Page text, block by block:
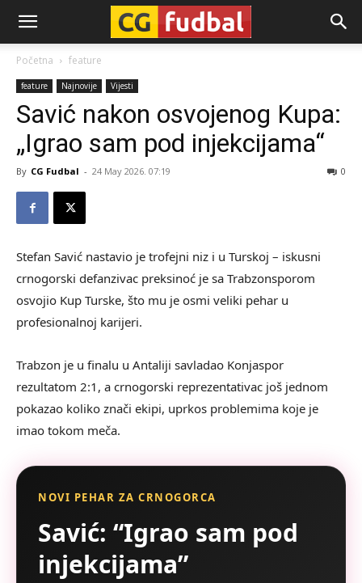
CG-
Fudbal
Početna feature
feature Najnovije Vijesti
Savić nakon osvojenog Kupa:
„Igrao sam pod injekcijama“
By CG Fudbal - 24 May 2026. 07:19 0
Stefan Savić nastavio je trofejni niz i u Turskoj – iskusni
crnogorski defanzivac preksinoć je sa Trabzonsporom
osvojio Kup Turske, što mu je osmi veliki pehar u
profesionalnoj karijeri.
Trabzon je u finalu u Antaliji savladao Konjaspor
rezultatom 2:1, a crnogorski reprezentativac još jednom
pokazao koliko znači ekipi, uprkos problemima koje je
imao tokom meča.
NOVI PEHAR ZA CRNOGORCA
Savić: “Igrao sam pod
injekcijama”